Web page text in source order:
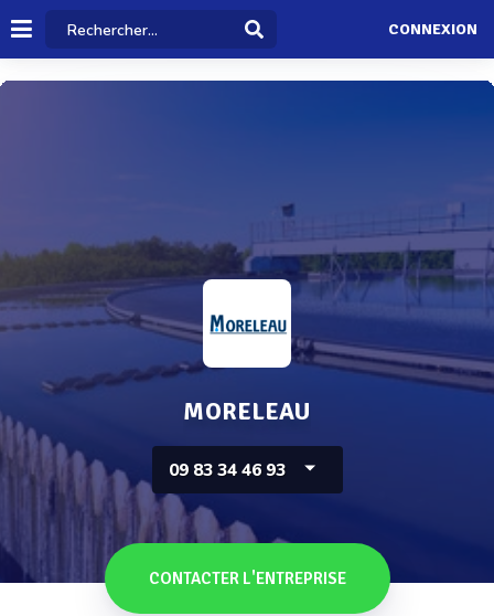
CONNEXION
MORELEAU
09 83 34 46 93
CONTACTER L'ENTREPRISE